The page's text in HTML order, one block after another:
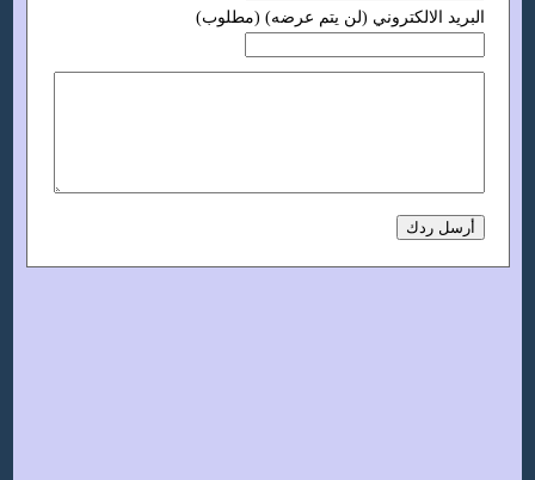
البريد الالكتروني (لن يتم عرضه) (مطلوب)